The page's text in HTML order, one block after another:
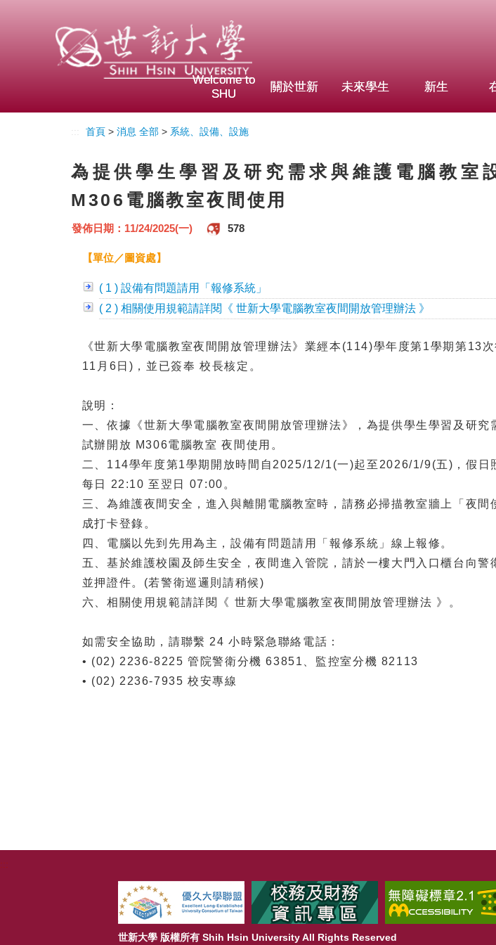
Welcome to
SHU
關於世新 未來學生 新生
首頁> 消息 全部> 系統、設備、設施
為提供學生學習及研究需求與維護電腦教室
M306電腦教室夜間使用
發佈日期：11/24/2025(一) 578
【單位／圖資處】
( 1 ) 設備有問題請用「報修系統」
( 2 ) 相關使用規範請詳閱《 世新大學電腦教室夜間開放管理辦法 》
《世新大學電腦教室夜間開放管理辦法》業經本(114)學年度第1學期第13
11月6日)，並已簽奉 校長核定。
說明：
一、依據《世新大學電腦教室夜間開放管理辦法》，為提供學生學習及研究
試辦開放 M306電腦教室 夜間使用。
二、114學年度第1學期開放時間自2025/12/1(一)起至2026/1/9(五)，假日
每日 22:10 至翌日 07:00。
三、為維護夜間安全，進入與離開電腦教室時，請務必掃描教室牆上「夜
成打卡登錄。
四、電腦以先到先用為主，設備有問題請用「報修系統」線上報修。
五、基於維護校園及師生安全，夜間進入管院，請於一樓大門入口櫃台向警
並押證件。(若警衛巡邏則請稍候)
六、相關使用規範請詳閱《 世新大學電腦教室夜間開放管理辦法 》。
如需安全協助，請聯繫 24 小時緊急聯絡電話：
• (02) 2236-8225 管院警衛分機 63851、監控室分機 82113
• (02) 2236-7935 校安專線
:::
世新大學 版權所有 Shih Hsin University All Rights Reserved